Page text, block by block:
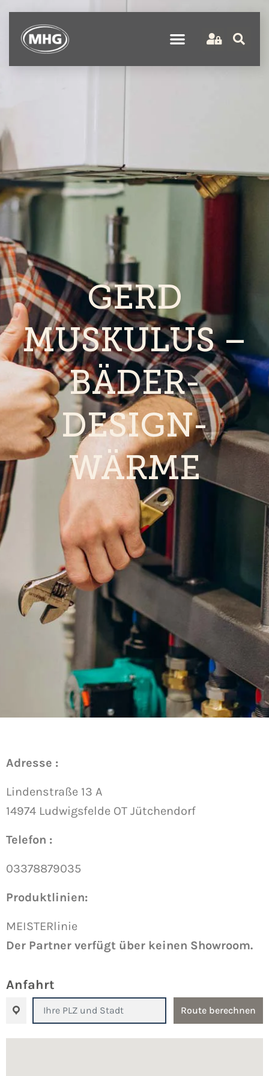
GERD
MUSKULUS –
BÄDER-
DESIGN-
WÄRME
Adresse :
Lindenstraße 13 A
14974 Ludwigsfelde OT Jütchendorf
Telefon :
03378879035
Produktlinien:
MEISTERlinie
Der Partner verfügt über keinen Showroom.
Anfahrt